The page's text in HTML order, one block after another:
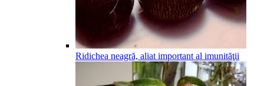
Ridichea neagră, aliat important al imunităţii